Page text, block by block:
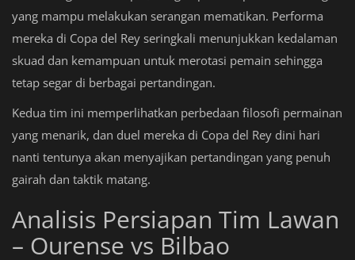
yang mampu melakukan serangan mematikan. Performa
mereka di Copa del Rey seringkali menunjukkan kedalaman
skuad dan kemampuan untuk merotasi pemain sehingga
tetap segar di berbagai pertandingan.
Kedua tim ini memperlihatkan perbedaan filosofi permainan
yang menarik, dan duel mereka di Copa del Rey dini hari
nanti tentunya akan menyajikan pertandingan yang penuh
gairah dan taktik matang.
Analisis Persiapan Tim Lawan
– Ourense vs Bilbao